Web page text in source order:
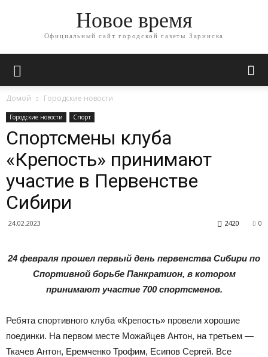
Новое время
Официальный сайт городской газеты Заринска
Домой Городские новости
Городские новости Спорт
Спортсмены клуба
«Крепость» принимают
участие в Первенстве
Сибири
24.02.2023 0
2420
24 февраля прошел первый день первенства Сибири по
Спортивной борьбе Панкратион, в котором
принимают участие 700 спортсменов.
Ребята спортивного клуба «Крепость» провели хорошие
поединки. На первом месте Можайцев Антон, на третьем —
Ткачев Антон, Еремченко Трофим, Есипов Сергей. Все